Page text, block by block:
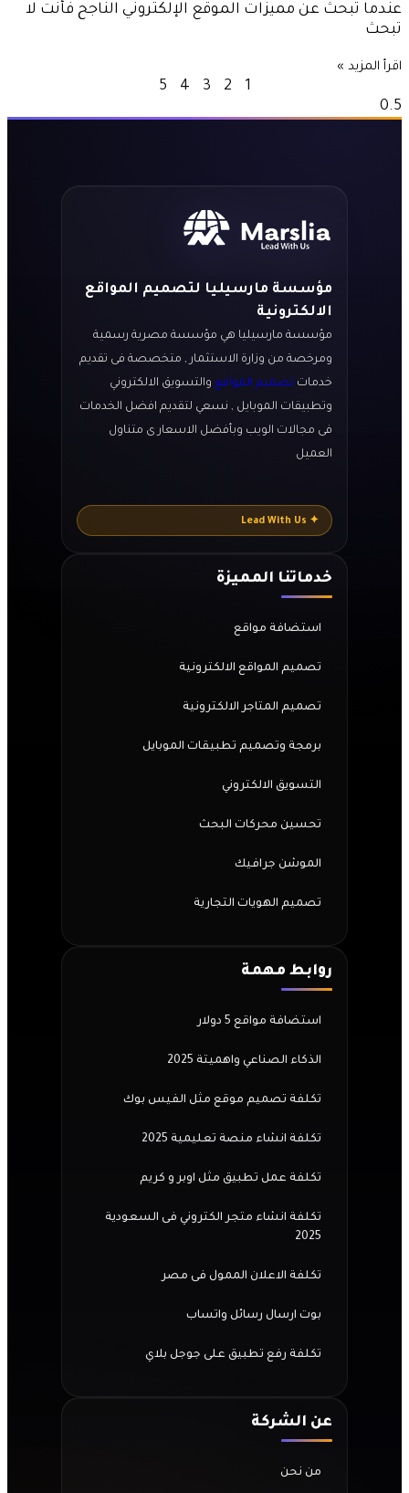
عندما تبحث عن مميزات الموقع الإلكتروني الناجح فأنت لا
تبحث
اقرأ المزيد »
1
2
3
4
5
مؤسسة مارسيليا لتصميم المواقع
الالكترونية
مؤسسة مارسيليا هي مؤسسة مصرية رسمية
ومرخصة من وزارة الاستثمار , متخصصة فى تقديم
خدمات تصميم المواقع والتسويق الالكتروني
وتطبيقات الموبايل , نسعي لتقديم افضل الخدمات
فى مجالات الويب وبأفضل الاسعار ى متناول
العميل
✦ Lead With Us
خدماتنا المميزة
استضافة مواقع
تصميم المواقع الالكترونية
تصميم المتاجر الالكترونية
برمجة وتصميم تطبيقات الموبايل
التسويق الالكتروني
تحسين محركات البحث
الموشن جرافيك
تصميم الهويات التجارية
روابط مهمة
استضافة مواقع 5 دولار
الذكاء الصناعي واهميتة 2025
تكلفة تصميم موقع مثل الفيس بوك
تكلفة انشاء منصة تعليمية 2025
تكلفة عمل تطبيق مثل اوبر و كريم
تكلفة انشاء متجر الكتروني فى السعودية
2025
تكلفة الاعلان الممول فى مصر
بوت ارسال رسائل واتساب
تكلفة رفع تطبيق على جوجل بلاي
عن الشركة
من نحن